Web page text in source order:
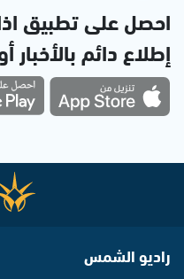
احصل على تطبيق
إطلاع دائم بالأخبار
راديو الشمس